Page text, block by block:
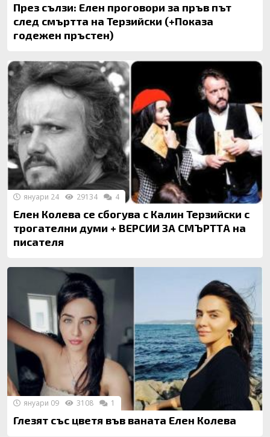
През сълзи: Елен проговори за пръв път
след смъртта на Терзийски (+Показа
годежен пръстен)
Елен Колева се сбогува с Калин Терзийски с
трогателни думи + ВЕРСИИ ЗА СМЪРТТА на
писателя
януари 24 29134 4
Глезят със цветя във ваната Елен Колева
януари 09 3108 1